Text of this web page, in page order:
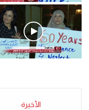
.وقفة احتجاجية رمزية
الأحد 5 مايو 2019
5-2019.
الأخيرة